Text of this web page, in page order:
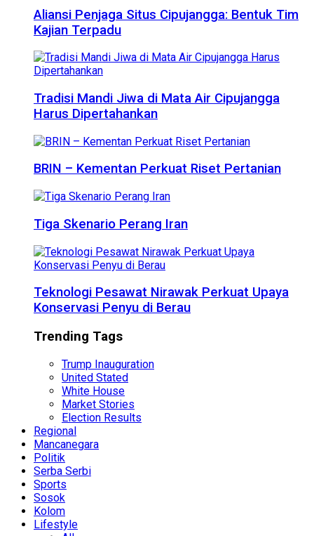
Aliansi Penjaga Situs Cipujangga: Bentuk Tim
Kajian Terpadu
Tradisi Mandi Jiwa di Mata Air Cipujangga
Harus Dipertahankan
BRIN – Kementan Perkuat Riset Pertanian
Tiga Skenario Perang Iran
Teknologi Pesawat Nirawak Perkuat Upaya
Konservasi Penyu di Berau
Trending Tags
Trump Inauguration
United Stated
White House
Market Stories
Election Results
Regional
Mancanegara
Politik
Serba Serbi
Sports
Sosok
Kolom
Lifestyle